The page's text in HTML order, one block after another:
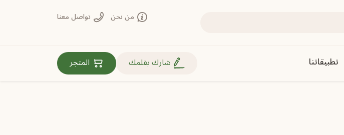
من نحن تواصل معنا
تطبيقاتنا روابط مهمة
شارك بقلمك المتجر